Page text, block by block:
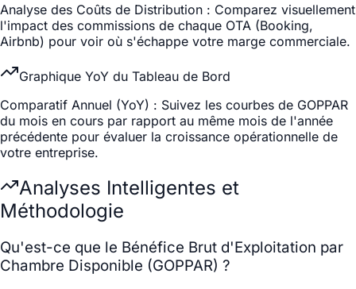
Analyse des Coûts de Distribution : Comparez visuellement
l'impact des commissions de chaque OTA (Booking,
Airbnb) pour voir où s'échappe votre marge commerciale.
Graphique YoY du Tableau de Bord
Comparatif Annuel (YoY) : Suivez les courbes de GOPPAR
du mois en cours par rapport au même mois de l'année
précédente pour évaluer la croissance opérationnelle de
votre entreprise.
Analyses Intelligentes et
Méthodologie
Qu'est-ce que le Bénéfice Brut d'Exploitation par
Chambre Disponible (GOPPAR) ?